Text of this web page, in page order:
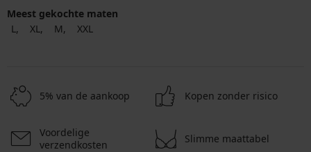
Meest gekochte maten
L
XL M XXL
5% van de aankoop Kopen zonder risico
Voordelige
verzendkosten
Slimme maattabel